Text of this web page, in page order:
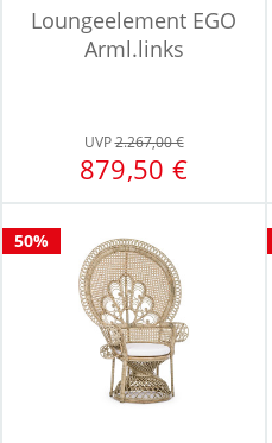
Loungeelement EGO
Arml.links
UVP2.267,00 €
879,50 €
50%